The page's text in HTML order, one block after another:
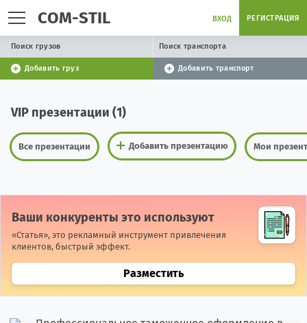
COM-STIL ВХОД РЕГИСТРАЦИЯ
Поиск грузов Поиск транспорта
Добавить груз Добавить транспорт
VIP презентации (1)
Все презентации Добавить презентацию Мои
Ваши конкуренты это используют
«Статья», это рекламный инструмент привлечения
клиентов, быстрый эффект.
Разместить